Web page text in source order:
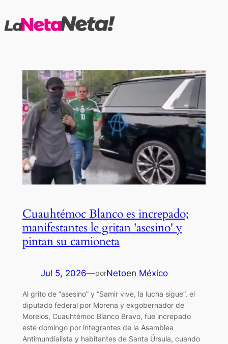
al
Cuauhtémoc Blanco es increpado;
manifestantes le gritan 'asesino' y
pintan su camioneta
Jul 5, 2026—porNetoen México
Al grito de “asesino” y “Samir vive, la lucha sigue”, el
diputado federal por Morena y exgobernador de
Morelos, Cuauhtémoc Blanco Bravo, fue increpado
este domingo por integrantes de la Asamblea
Antimundialista y habitantes de Santa Úrsula, cuando